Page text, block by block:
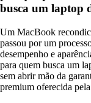
busca um laptop
Um MacBook
passou por um
desempenho e
para quem busca um
sem abrir mão da
premium oferecida